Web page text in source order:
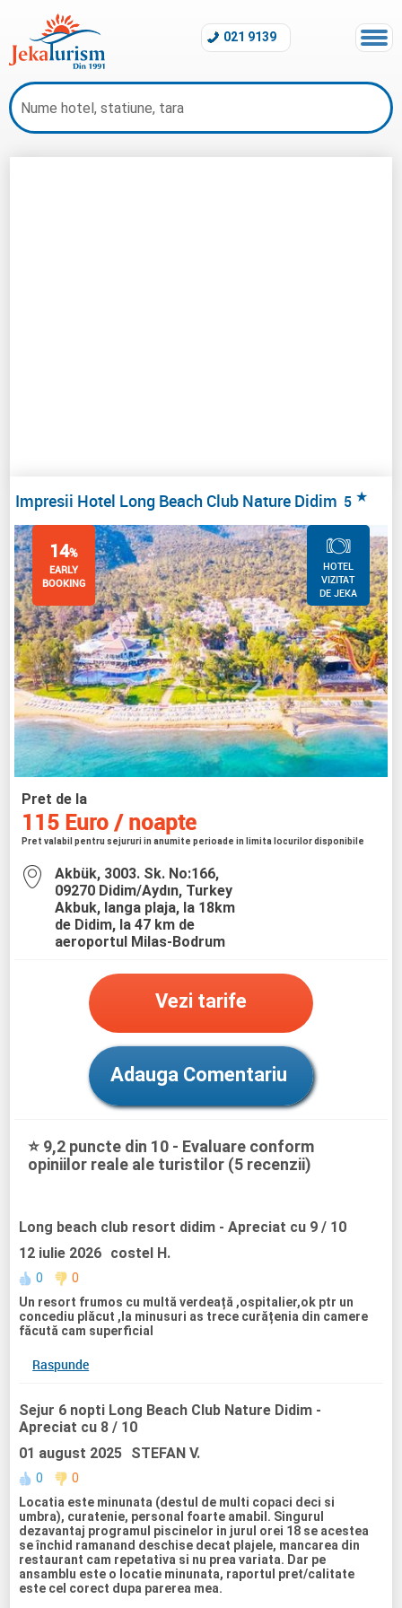
021 9139
Impresii Hotel Long Beach Club Nature Didim 5 ★
14%
EARLY
BOOKING
HOTEL
VIZITAT
DE JEKA
Pret de la
115 Euro / noapte
Pret valabil pentru sejururi in anumite perioade in limita locurilor disponibile
Akbük, 3003. Sk. No:166,
09270 Didim/Aydın, Turkey
Akbuk, langa plaja, la 18km
de Didim, la 47 km de
aeroportul Milas-Bodrum
Vezi tarife
Adauga Comentariu
⭐ 9,2 puncte din 10 - Evaluare conform
opiniilor reale ale turistilor (5 recenzii)
Long beach club resort didim - Apreciat cu 9 / 10
12 iulie 2026 costel H.
0
0
Un resort frumos cu multă verdeață ,ospitalier,ok ptr un
concediu plăcut ,la minusuri as trece curățenia din camere
făcută cam superficial
Raspunde
Sejur 6 nopti Long Beach Club Nature Didim -
Apreciat cu 8 / 10
01 august 2025 STEFAN V.
0
0
Locatia este minunata (destul de multi copaci deci si
umbra), curatenie, personal foarte amabil. Singurul
dezavantaj programul piscinelor in jurul orei 18 se acestea
se închid ramanand deschise decat plajele, mancarea din
restaurant cam repetativa si nu prea variata. Dar pe
ansamblu este o locatie minunata, raportul pret/calitate
este cel corect dupa parerea mea.